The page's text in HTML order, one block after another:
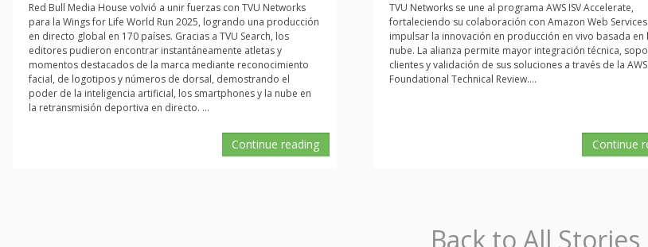
Red Bull Media House volvió a unir fuerzas con TVU Networks
para la Wings for Life World Run 2025, logrando una producción
en directo global en 170 países. Gracias a TVU Search, los
editores pudieron encontrar instantáneamente atletas y
momentos destacados de la marca mediante reconocimiento
facial, de logotipos y números de dorsal, demostrando el
poder de la inteligencia artificial, los smartphones y la nube en
la retransmisión deportiva en directo. ...
Continue reading
TVU Networks se une al programa AWS ISV Accelerate,
fortaleciendo su colaboración con Amazon Web
impulsar la innovación en producción en vivo basada en
nube. La alianza permite mayor integración técnica,
clientes y validación de sus soluciones a través de la AWS
Foundational Technical Review....
Continue
Back to All Stories